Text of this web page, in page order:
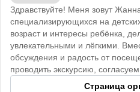
Здравствуйте! Меня зовут
специализирующихся на
возраст и интересы ребёнка,
увлекательными и лёгкими.
обсуждения и радость от
проводить экскурсию,
Страница